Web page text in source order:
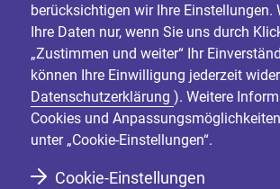
berücksichtigen wir Ihre Einstellungen.
Ihre Daten nur, wenn Sie uns durch
„Zustimmen und weiter“ Ihr
können Ihre Einwilligung jederzeit
Datenschutzerklärung ). Weitere
Cookies und
unter „Cookie-Einstellungen“.
Cookie-Einstellungen